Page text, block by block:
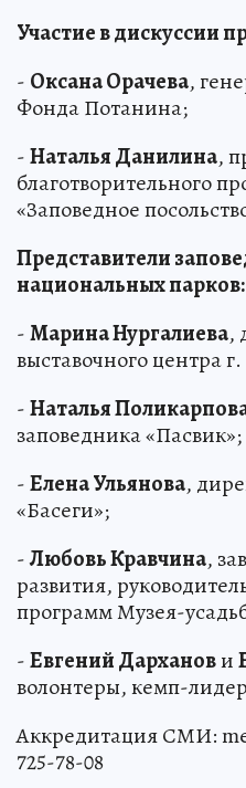
Участие в дискуссии
- Оксана Орачева,
Фонда Потанина;
-Наталья Данилина,
благотворительного
«Заповедное
Представители
национальных парков:
-Марина Нургалиева,
выставочного центра
-Наталья
заповедника «Пасвик»;
-Елена Ульянова,
«Басеги»;
-Любовь Кравчина,
развития,
программ Музея-
-Евгений Дарханови
волонтеры, кемп-
Аккредитация СМИ:
725-78-08